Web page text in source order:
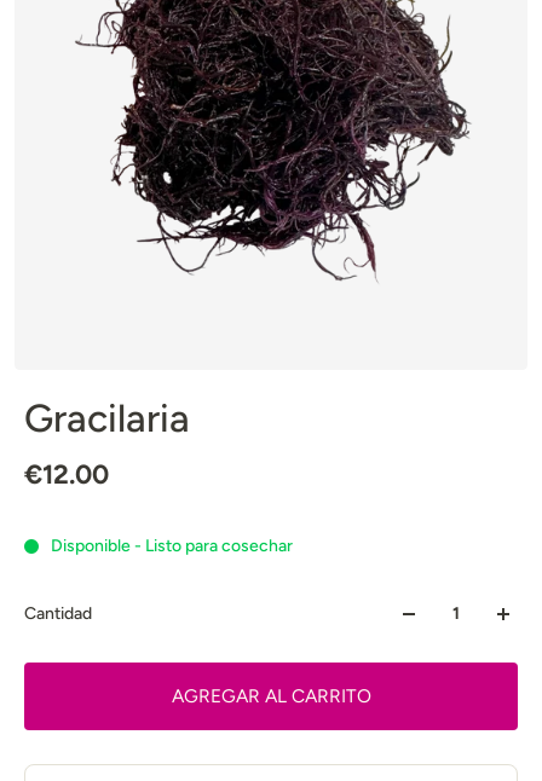
Gracilaria
€12.00
Disponible - Listo para cosechar
Cantidad
AGREGAR AL CARRITO